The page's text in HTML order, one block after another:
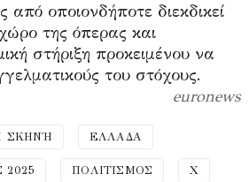
από οποιονδήποτε διεκδικεί
της όπερας και
στήριξη προκειμένου να
του στόχους.
euronews
ΣΚΗΝΉ ΕΛΛΑΔΑ
ΠΟΛΙΤΙΣΜΟΣ Χ